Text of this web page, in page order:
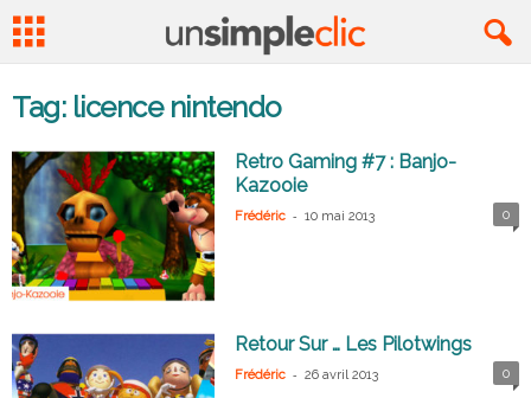
Tag: licence nintendo
Retro Gaming #7 : Banjo-
Kazooie
Frédéric - 10 mai 2013 0
Retour Sur … Les Pilotwings
Frédéric - 26 avril 2013 0